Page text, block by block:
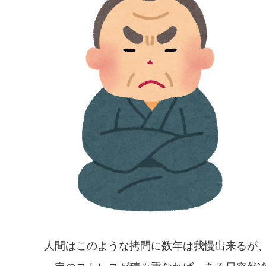
人間はこのような拷問に数年は我慢出来るが